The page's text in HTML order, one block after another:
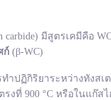
มีสูตรเคมีคือ
ก์ (β-WC)
ฏิกิริยาระหว่างทังสเ
งที่ 900 °C หรือในแก๊